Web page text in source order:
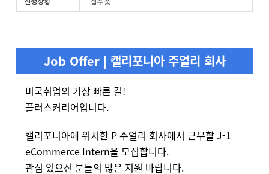
진행상황 접수중
Job Offer | 캘리포니아 주얼리 회사
미국취업의 가장 빠른 길!
플러스커리어입니다.
캘리포니아에 위치한 P 주얼리 회사에서 근무할 J-1
eCommerce Intern을 모집합니다.
관심 있으신 분들의 많은 지원 바랍니다.